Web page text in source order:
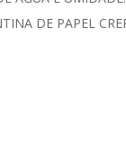
DE PAPEL